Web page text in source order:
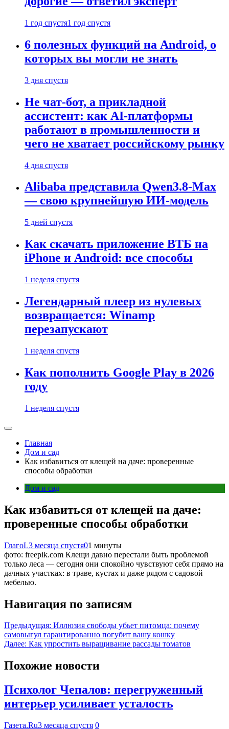
1 год спустя1 год спустя
6 полезных функций на Android, о
которых вы могли не знать
3 дня спустя
Не чат-бот, а прикладной
ассистент: как AI-платформы
работают в промышленности и
чего не хватает российскому рынку
4 дня спустя
Alibaba представила Qwen3.8-Max
— свою крупнейшую ИИ-модель
5 дней спустя
Как скачать приложение ВТБ на
iPhone и Android: все способы
1 неделя спустя
Легендарный плеер из нулевых
возвращается: Winamp
перезапускают
1 неделя спустя
Как пополнить Google Play в 2026
году
1 неделя спустя
Главная
Дом и сад
Как избавиться от клещей на даче: проверенные
способы обработки
Дом и сад
Как избавиться от клещей на даче:
проверенные способы обработки
ГлагоL3 месяца спустя01 минуты
фото: freepik.com Клещи давно перестали быть проблемой
только леса — сегодня они спокойно чувствуют себя прямо на
дачных участках: в траве, кустах и даже рядом с садовой
мебелью.
Навигация по записям
Предыдущая: Иллюзия свободы убьет питомца: почему
самовыгул гарантированно погубит вашу кошку
Далее: Как упростить выращивание рассады томатов
Похожие новости
Психолог Чепалов: перегруженный
интерьер усиливает усталость
Газета.Ru3 месяца спустя 0